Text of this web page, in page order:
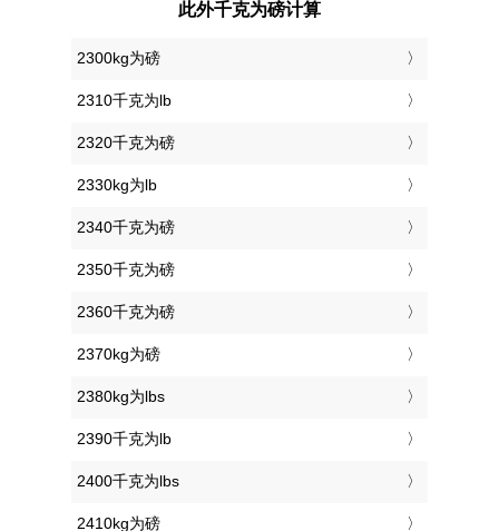
此外千克为磅计算
2300kg为磅
2310千克为lb
2320千克为磅
2330kg为lb
2340千克为磅
2350千克为磅
2360千克为磅
2370kg为磅
2380kg为lbs
2390千克为lb
2400千克为lbs
2410kg为磅